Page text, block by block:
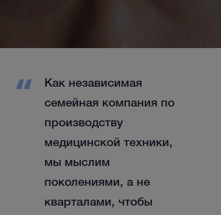
Как независимая
семейная компания по
производству
медицинской техники,
мы мыслим
поколениями, а не
кварталами, чтобы